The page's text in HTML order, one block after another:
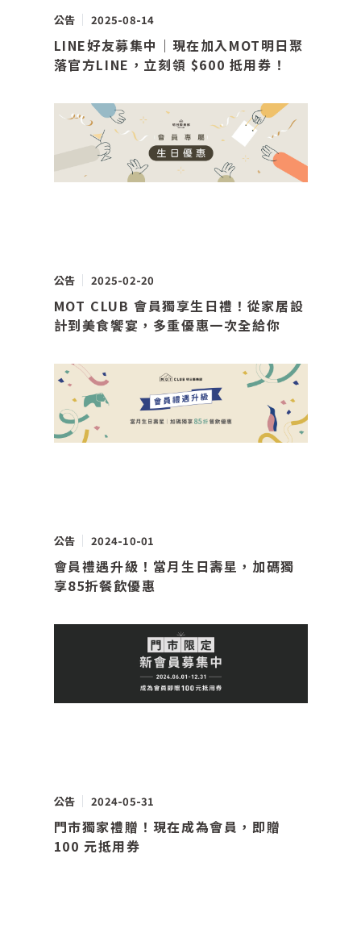
公告 2025-08-14
LINE好友募集中｜現在加入MOT明日聚
落官方LINE，立刻領 $600 抵用券！
公告 2025-02-20
MOT CLUB 會員獨享生日禮！從家居設
計到美食饗宴，多重優惠一次全給你
公告 2024-10-01
會員禮遇升級！當月生日壽星，加碼獨
享85折餐飲優惠
公告 2024-05-31
門市獨家禮贈！現在成為會員，即贈
100 元抵用券